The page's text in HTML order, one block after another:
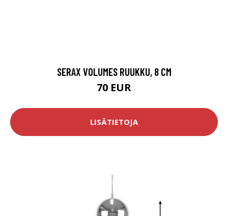
SERAX VOLUMES RUUKKU, 8 CM
70 EUR
LISÄTIETOJA